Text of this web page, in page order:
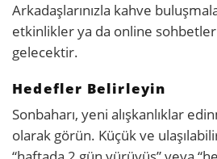
Arkadaşlarınızla kahve
etkinlikler ya da online
gelecektir.
Hedefler Belirleyin
Sonbaharı, yeni alışkanlıklar
olarak görün. Küçük ve